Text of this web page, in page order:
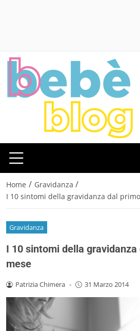
Home / Gravidanza /
I 10 sintomi della gravidanza dal
Gravidanza
I 10 sintomi della
mese
Patrizia Chimera - 31 Marzo 2014